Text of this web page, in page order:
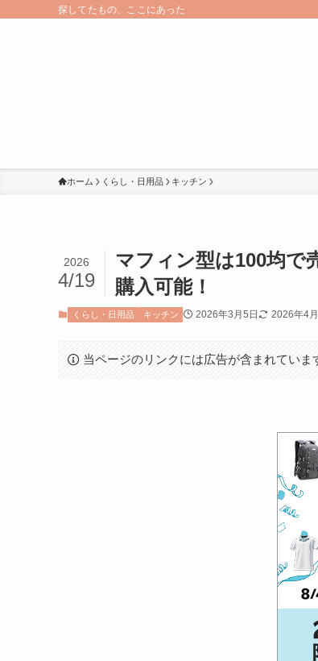
探してたもの、ここにあった
ホーム くらし・日用品 キッチン
マフィン型は100均で
購入可能！
2026
4/19
くらし・日用品 キッチン 2026年3月5日 2026年4
当ページのリンクには広告が含まれていま